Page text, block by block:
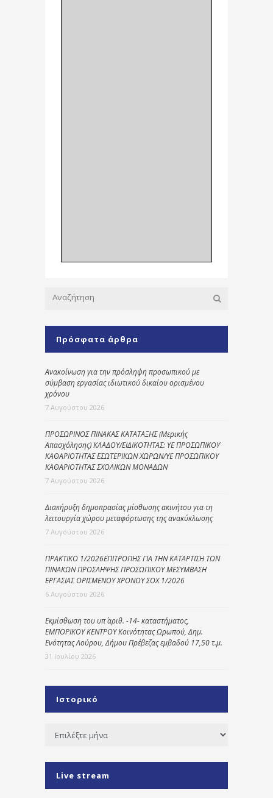
Πρόσφατα άρθρα
Ανακοίνωση για την πρόσληψη προσωπικού με
σύμβαση εργασίας ιδιωτικού δικαίου ορισμένου
χρόνου
7 Αυγούστου 2026
ΠΡΟΣΩΡΙΝΟΣ ΠΙΝΑΚΑΣ ΚΑΤΑΤΑΞΗΣ (Μερικής
Απασχόλησης) ΚΛΑΔΟΥ/ΕΙΔΙΚΟΤΗΤΑΣ: ΥΕ ΠΡΟΣΩΠΙΚΟΥ
ΚΑΘΑΡΙΟΤΗΤΑΣ ΕΣΩΤΕΡΙΚΩΝ ΧΩΡΩΝ/ΥΕ ΠΡΟΣΩΠΙΚΟΥ
ΚΑΘΑΡΙΟΤΗΤΑΣ ΣΧΟΛΙΚΩΝ ΜΟΝΑΔΩΝ
7 Αυγούστου 2026
Διακήρυξη δημοπρασίας μίσθωσης ακινήτου για τη
λειτουργία χώρου μεταφόρτωσης της ανακύκλωσης
7 Αυγούστου 2026
ΠΡΑΚΤΙΚΟ 1/2026ΕΠΙΤΡΟΠΗΣ ΓΙΑ ΤΗΝ ΚΑΤΑΡΤΙΣΗ ΤΩΝ
ΠΙΝΑΚΩΝ ΠΡΟΣΛΗΨΗΣ ΠΡΟΣΩΠΙΚΟΥ ΜΕΣΥΜΒΑΣΗ
ΕΡΓΑΣΙΑΣ ΟΡΙΣΜΕΝΟΥ ΧΡΟΝΟΥ ΣΟΧ 1/2026
6 Αυγούστου 2026
Εκμίσθωση του υπ΄ αριθ. -14- καταστήματος,
ΕΜΠΟΡΙΚΟΥ ΚΕΝΤΡΟΥ Κοινότητας Ωρωπού, Δημ.
Ενότητας Λούρου, Δήμου Πρέβεζας εμβαδού 17,50 τ.μ.
31 Ιουλίου 2026
Ιστορικό
Ιστορικό
Live stream